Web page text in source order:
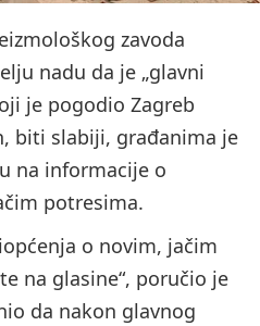
zavoda
nadu da je „glavni
je pogodio Zagreb
biti slabiji, građanima je
na informacije o
potresima.
o novim, jačim
na glasine“, poručio je
da nakon glavnog